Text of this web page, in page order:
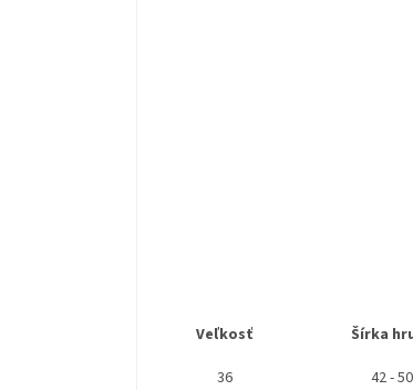
Veľkosť Šírka
36
42 -